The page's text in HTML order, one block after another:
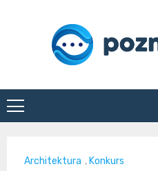
Architektura ,Konkurs